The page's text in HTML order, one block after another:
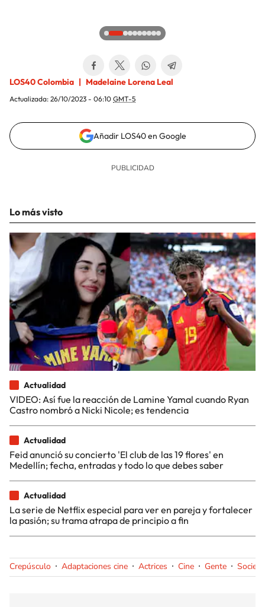
LOS40 Colombia Madelaine Lorena Leal
Actualizada: 26/10/2023 - 06:10 GMT-5
Añadir LOS40 en Google
Lo más visto
Actualidad
VIDEO: Así fue la reacción de Lamine Yamal cuando Ryan
Castro nombró a Nicki Nicole; es tendencia
Actualidad
Feid anunció su concierto 'El club de las 19 flores' en
Medellín; fecha, entradas y todo lo que debes saber
Actualidad
La serie de Netflix especial para ver en pareja y fortalecer
la pasión; su trama atrapa de principio a fin
Crepúsculo Adaptaciones cine Actrices Cine Gente